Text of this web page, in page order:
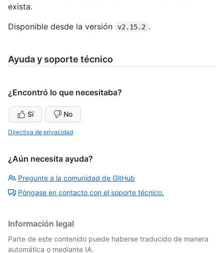
exista.
Disponible desde la versión
v2.15.2 .
Ayuda y soporte técnico
¿Encontró lo que necesitaba?
Sí No
Directiva de privacidad
¿Aún necesita ayuda?
Pregunte a la comunidad de GitHub
Póngase en contacto con el soporte técnico.
Información legal
Parte de este contenido puede haberse traducido de manera
automática o mediante IA.